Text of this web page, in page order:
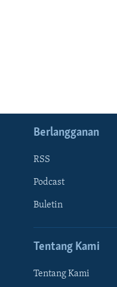
Berlangganan
RSS
Podcast
Buletin
Tentang Kami
Tentang Kami